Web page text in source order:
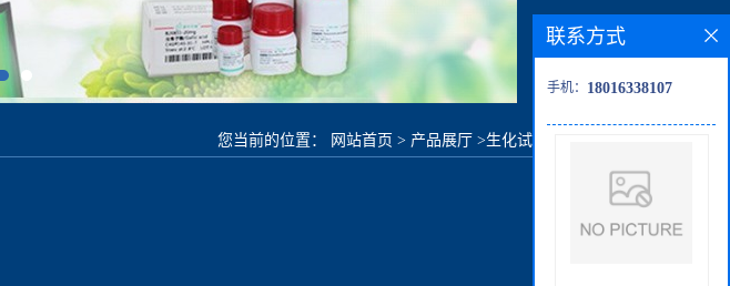
您当前的位置： 网站首页 > 产品展厅 >生化试剂
联系方式
手机： 18016338107